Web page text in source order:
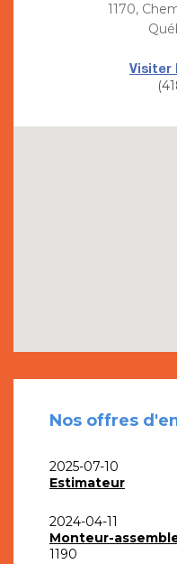
1170,
Visiter
Nos offres
2025-07-10
Estimateur
2024-04-11
Monteur-
1190